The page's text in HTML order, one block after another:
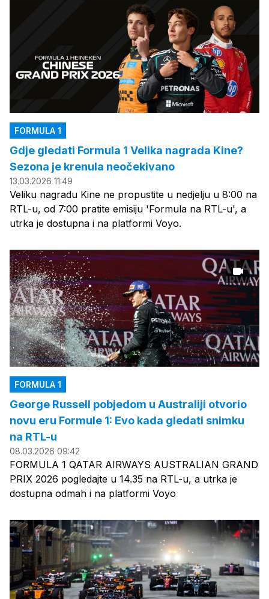
FORMULA 1
Gdje gledati Formula 1 Velika nagrada Kine?
Sezona je krenula neočekivano
13.03.2026 11:49
Veliku nagradu Kine ne propustite u nedjelju u 8:00 na
RTL-u, od 7:00 pratite emisiju 'Formula na RTL-u', a
utrka je dostupna i na platformi Voyo.
FORMULA 1
George Russell pobjedom u Australiji otvorio
novu eru Formule 1: Evo kada gledati snimku
na RTL-u
08.03.2026 09:42
FORMULA 1 QATAR AIRWAYS AUSTRALIAN GRAND
PRIX 2026 pogledajte u 14.35 na RTL-u, a utrka je
dostupna odmah i na platformi Voyo